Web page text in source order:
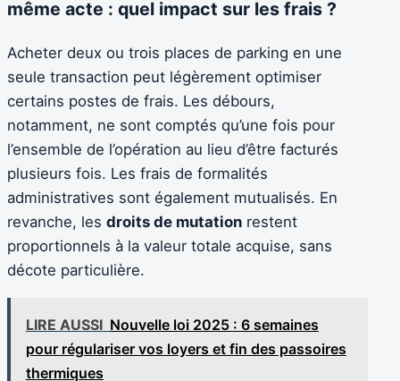
même acte : quel impact sur les frais ?
Acheter deux ou trois places de parking en une
seule transaction peut légèrement optimiser
certains postes de frais. Les débours,
notamment, ne sont comptés qu’une fois pour
l’ensemble de l’opération au lieu d’être facturés
plusieurs fois. Les frais de formalités
administratives sont également mutualisés. En
revanche, les droits de mutation restent
proportionnels à la valeur totale acquise, sans
décote particulière.
LIRE AUSSI Nouvelle loi 2025 : 6 semaines
pour régulariser vos loyers et fin des passoires
thermiques